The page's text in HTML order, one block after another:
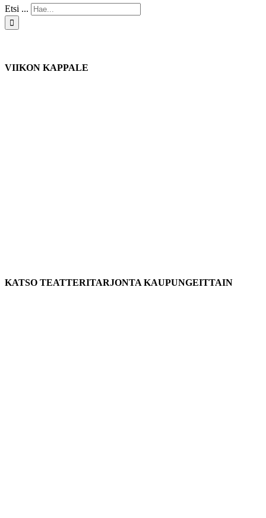
Etsi ...
VIIKON KAPPALE
KATSO TEATTERITARJONTA KAUPUNGEITTAIN